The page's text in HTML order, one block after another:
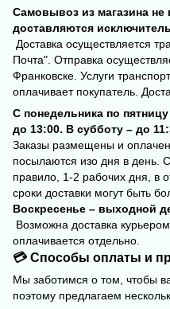
Самовывоз из магазина
доставляются
Доставка осуществляется
Почта". Отправка
Франковске. Услуги
оплачивает покупатель.
С понедельника по
до 13:00. В субботу – до
Заказы размещены и
посылаются изо дня в день.
правило, 1-2 рабочих дня, в
сроки доставки могут быть
Воскресенье – выходной
Возможна доставка
оплачивается отдельно.
💳 Способы оплаты и
Мы заботимся о том, чтобы
поэтому предлагаем